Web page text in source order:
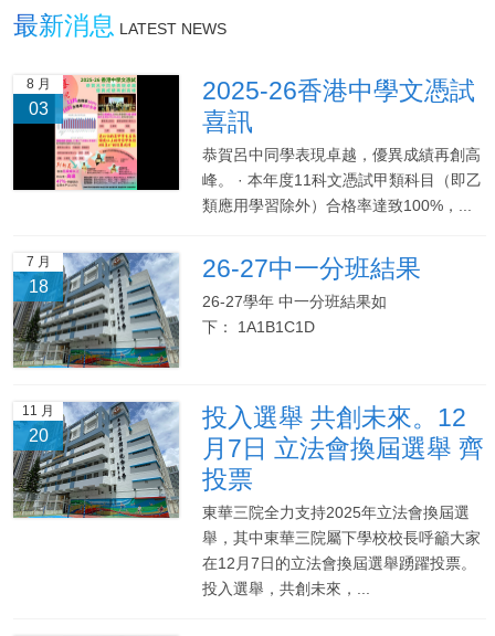
最新消息 LATEST NEWS
8 月
03
2025-26香港中學文憑試
喜訊
恭賀呂中同學表現卓越，優異成績再創高
峰。 · 本年度11科文憑試甲類科目（即乙
類應用學習除外）合格率達致100%，...
7 月
18
26-27中一分班結果
26-27學年 中一分班結果如
下： 1A1B1C1D
11 月
20
投入選舉 共創未來。12
月7日 立法會換屆選舉 齊
投票
東華三院全力支持2025年立法會換屆選
舉，其中東華三院屬下學校校長呼籲大家
在12月7日的立法會換屆選舉踴躍投票。
投入選舉，共創未來，...